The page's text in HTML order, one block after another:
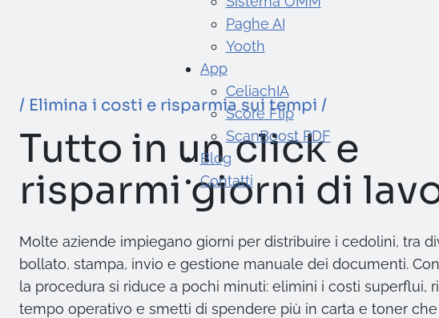
Paghe AI
Yooth
App
CeliachIA
Score Flip
ScanBoost PDF
Blog
Contatti
/ Elimina i costi e risparmia sui tempi /
Tutto in un click e
risparmi giorni di
Molte aziende impiegano giorni per distribuire i cedolini, tra
bollato, stampa, invio e gestione manuale dei documenti. Con
la procedura si riduce a pochi minuti: elimini i costi superflui,
tempo operativo e smetti di spendere più in carta e toner